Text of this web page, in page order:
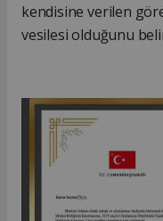
kendisine verilen
vesilesi olduğunu